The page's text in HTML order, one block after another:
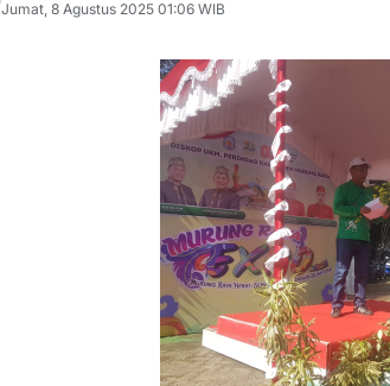
Jumat, 8 Agustus 2025 01:06 WIB